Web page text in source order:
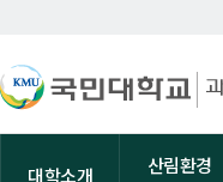
대학소개
산림환경